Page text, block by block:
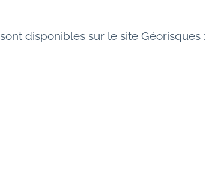
disponibles sur le site Géorisques :